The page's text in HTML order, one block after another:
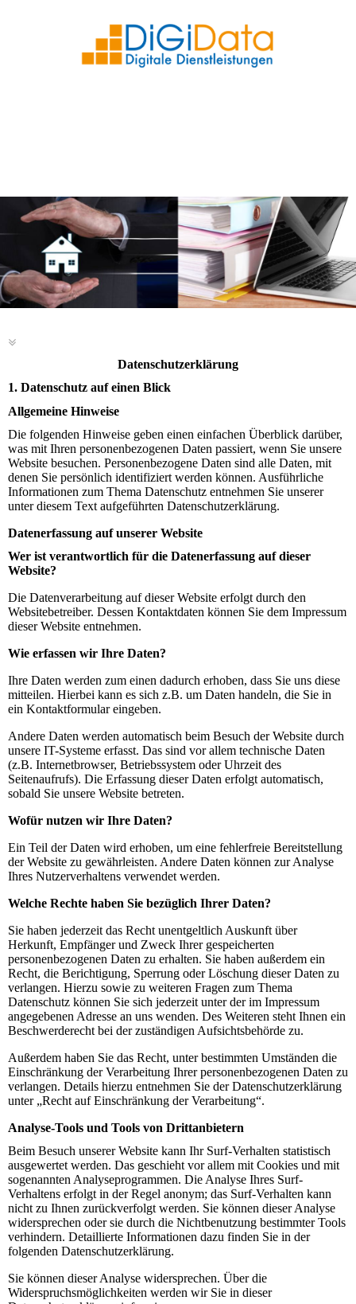
Datenschutzerklärung
1. Datenschutz auf einen Blick
Allgemeine Hinweise
Die folgenden Hinweise geben einen einfachen Überblick darüber,
was mit Ihren personenbezogenen Daten passiert, wenn Sie unsere
Website besuchen. Personenbezogene Daten sind alle Daten, mit
denen Sie persönlich identifiziert werden können. Ausführliche
Informationen zum Thema Datenschutz entnehmen Sie unserer
unter diesem Text aufgeführten Datenschutzerklärung.
Datenerfassung auf unserer Website
Wer ist verantwortlich für die Datenerfassung auf dieser
Website?
Die Datenverarbeitung auf dieser Website erfolgt durch den
Websitebetreiber. Dessen Kontaktdaten können Sie dem Impressum
dieser Website entnehmen.
Wie erfassen wir Ihre Daten?
Ihre Daten werden zum einen dadurch erhoben, dass Sie uns diese
mitteilen. Hierbei kann es sich z.B. um Daten handeln, die Sie in
ein Kontaktformular eingeben.
Andere Daten werden automatisch beim Besuch der Website durch
unsere IT-Systeme erfasst. Das sind vor allem technische Daten
(z.B. Internetbrowser, Betriebssystem oder Uhrzeit des
Seitenaufrufs). Die Erfassung dieser Daten erfolgt automatisch,
sobald Sie unsere Website betreten.
Wofür nutzen wir Ihre Daten?
Ein Teil der Daten wird erhoben, um eine fehlerfreie Bereitstellung
der Website zu gewährleisten. Andere Daten können zur Analyse
Ihres Nutzerverhaltens verwendet werden.
Welche Rechte haben Sie bezüglich Ihrer Daten?
Sie haben jederzeit das Recht unentgeltlich Auskunft über
Herkunft, Empfänger und Zweck Ihrer gespeicherten
personenbezogenen Daten zu erhalten. Sie haben außerdem ein
Recht, die Berichtigung, Sperrung oder Löschung dieser Daten zu
verlangen. Hierzu sowie zu weiteren Fragen zum Thema
Datenschutz können Sie sich jederzeit unter der im Impressum
angegebenen Adresse an uns wenden. Des Weiteren steht Ihnen ein
Beschwerderecht bei der zuständigen Aufsichtsbehörde zu.
Außerdem haben Sie das Recht, unter bestimmten Umständen die
Einschränkung der Verarbeitung Ihrer personenbezogenen Daten zu
verlangen. Details hierzu entnehmen Sie der Datenschutzerklärung
unter „Recht auf Einschränkung der Verarbeitung“.
Analyse-Tools und Tools von Drittanbietern
Beim Besuch unserer Website kann Ihr Surf-Verhalten statistisch
ausgewertet werden. Das geschieht vor allem mit Cookies und mit
sogenannten Analyseprogrammen. Die Analyse Ihres Surf-
Verhaltens erfolgt in der Regel anonym; das Surf-Verhalten kann
nicht zu Ihnen zurückverfolgt werden. Sie können dieser Analyse
widersprechen oder sie durch die Nichtbenutzung bestimmter Tools
verhindern. Detaillierte Informationen dazu finden Sie in der
folgenden Datenschutzerklärung.
Sie können dieser Analyse widersprechen. Über die
Widerspruchsmöglichkeiten werden wir Sie in dieser